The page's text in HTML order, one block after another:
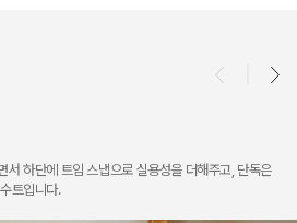
서 하단에 트임 스냅으로 실용성을 더해주고, 단독은
트입니다.